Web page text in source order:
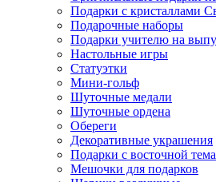
Подарки с кристаллами
Подарочные наборы
Подарки учителю на
Настольные игры
Статуэтки
Мини-гольф
Шуточные медали
Шуточные ордена
Обереги
Декоративные украшения
Подарки с восточной
Мешочки для подарков